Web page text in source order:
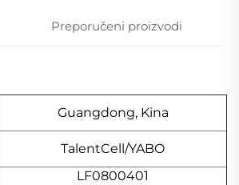
Preporučeni proizvodi
Guangdong, Kina
TalentCell/YABO
LF0800401